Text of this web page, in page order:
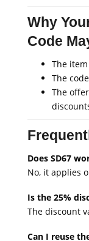
Why
Code
The
The
The
Does SD67
No, it applies
Is the 25%
The discount
Can I reuse